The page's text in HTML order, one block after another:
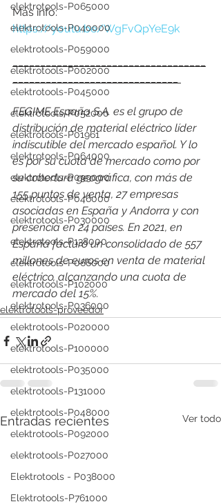
elektrotools-P065000
elektrotools-P040000
elektrotools-P059000
elektrotools-P002000
elektrotools-P045000
elektrotools-P052000
elektrotools-P01961
elektrotools-P064000
elektrotools-P099000
elektrotools-P046000
elektrotools-P030000
elektrotools-P138000
elektrotools-P066000
elektrotools-P102000
elektrotools-P036000
elektrotools-P020000
elektrotools-P100000
elektrotools-P035000
elektrotools-P131000
elektrotools-P048000
elektrotools-P092000
elektrotools-P027000
Elektrotools - P038000
Elektrotools-P761000
Más info:
https://youtu.be/WgFvQpYeE9k
FEGIME España S.A. es el grupo de
distribución de material eléctrico líder
indiscutible del mercado español. Y lo
es por su cuota de mercado como por
su cobertura geográfica, con más de
155 puntos de venta, 27 empresas
asociadas en España y Andorra y con
presencia en 24 países. En 2021, en
España facturó un consolidado de 557
millones de euros en venta de material
eléctrico, alcanzando una cuota de
mercado del 15%.
elektrotools-proveedor
Entradas recientes Ver todo